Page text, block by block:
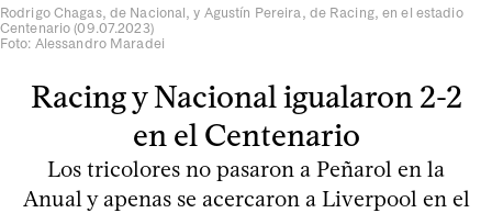
Rodrigo Chagas, de Nacional, y Agustín Pereira, de Racing, en el estadio
Centenario (09.07.2023)
Foto: Alessandro Maradei
Racing y Nacional igualaron 2-2
en el Centenario
Los tricolores no pasaron a Peñarol en la
Anual y apenas se acercaron a Liverpool en el